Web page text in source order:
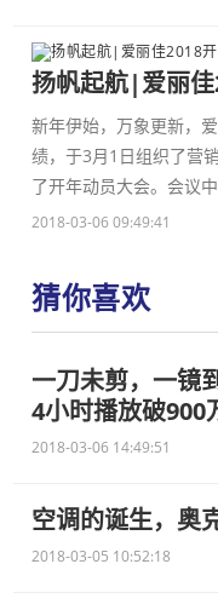
扬帆起航|爱丽
新年伊始，万象更新，
绩，于3月1日组织了营
了开年动员大会。会议
2018-03-06 09:49:41
猜你喜欢
一刀未剪，一镜
4小时播放破900
2018-03-06 14:49:51
空调的诞生，奥
2018-03-05 10:52:18